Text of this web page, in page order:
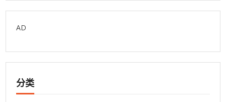
AD
分类